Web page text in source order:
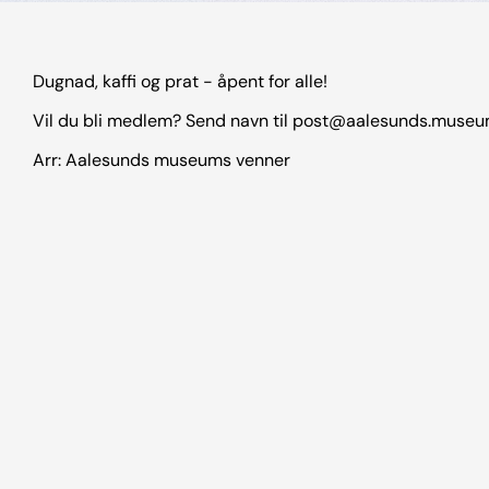
Dugnad, kaffi og prat - åpent for alle!
Vil du bli medlem? Send navn til
Arr: Aalesunds museums venner